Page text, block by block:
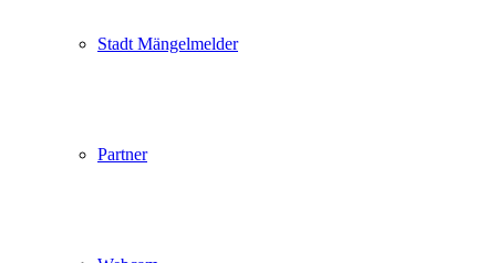
Stadt Mängelmelder
Partner